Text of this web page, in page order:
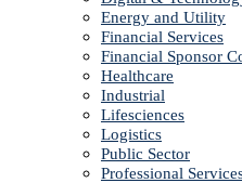
Energy and Utility
Financial Services
Financial Sponsor
Healthcare
Industrial
Lifesciences
Logistics
Public Sector
Professional